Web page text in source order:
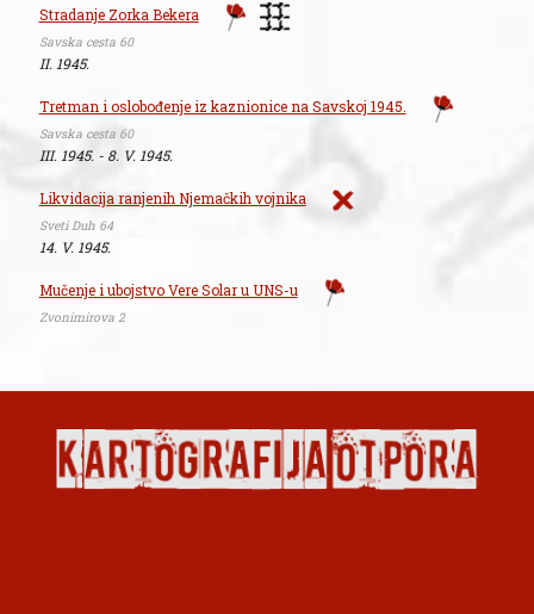
Stradanje Zorka Bekera
Savska cesta 60
II. 1945.
Tretman i oslobođenje iz kaznionice na Savskoj 1945.
Savska cesta 60
III. 1945. - 8. V. 1945.
Likvidacija ranjenih Njemačkih vojnika
Sveti Duh 64
14. V. 1945.
Mučenje i ubojstvo Vere Solar u UNS-u
Zvonimirova 2